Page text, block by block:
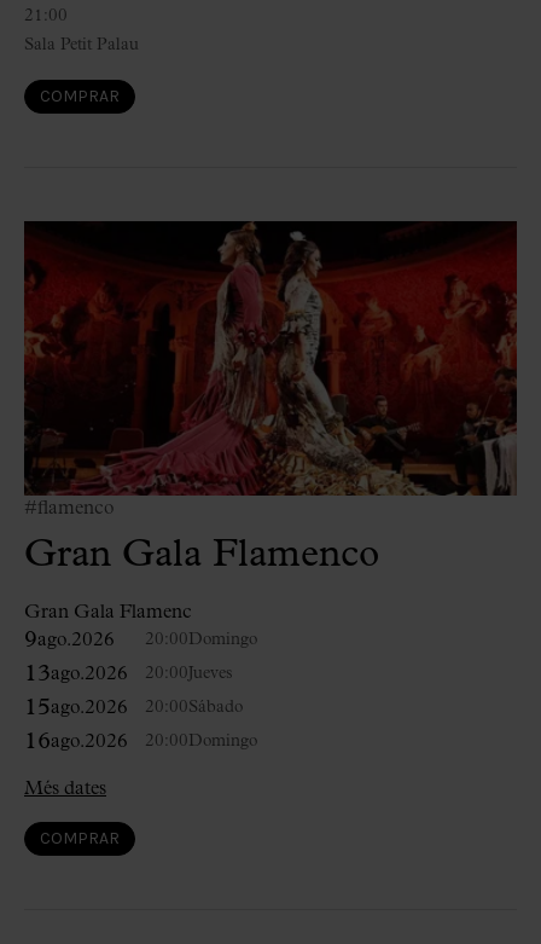
21:00
Sala Petit Palau
COMPRAR
#flamenco
Gran Gala Flamenco
Gran Gala Flamenc
9ago.2026 20:00Domingo
13ago.2026 20:00 Jueves
15ago.2026 20:00Sábado
16ago.2026 20:00Domingo
Més dates
COMPRAR